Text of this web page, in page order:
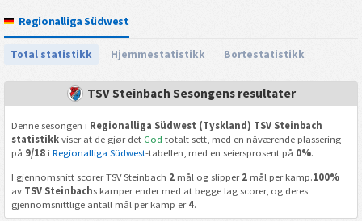
Regionalliga Südwest
Total statistikk Hjemmestatistikk Bortestatistikk
TSV Steinbach Sesongens resultater
Denne sesongen i Regionalliga Südwest (Tyskland) TSV Steinbach
statistikkviser at de gjør det God totalt sett, med en nåværende plassering
på 9/18i Regionalliga Südwest-tabellen, med en seiersprosent på 0%.
I gjennomsnitt scorer TSV Steinbach 2mål og slipper 2mål per kamp.100%
av TSV Steinbachs kamper ender med at begge lag scorer, og deres
gjennomsnittlige antall mål per kamp er 4.